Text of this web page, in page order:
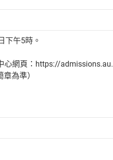
下午5時。
心網頁：https://
為準）